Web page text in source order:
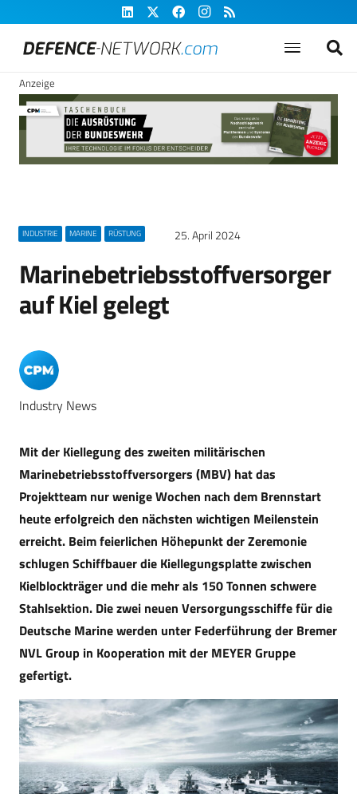
Anzeige
INDUSTRIE MARINE RÜSTUNG 25. April 2024
Marinebetriebsstoffversorger
auf Kiel gelegt
Industry News
Mit der Kiellegung des zweiten militärischen
Marinebetriebsstoffversorgers (MBV) hat das
Projektteam nur wenige Wochen nach dem Brennstart
heute erfolgreich den nächsten wichtigen Meilenstein
erreicht. Beim feierlichen Höhepunkt der Zeremonie
schlugen Schiffbauer die Kiellegungsplatte zwischen
Kielblockträger und die mehr als 150 Tonnen schwere
Stahlsektion. Die zwei neuen Versorgungsschiffe für die
Deutsche Marine werden unter Federführung der Bremer
NVL Group in Kooperation mit der MEYER Gruppe
gefertigt.